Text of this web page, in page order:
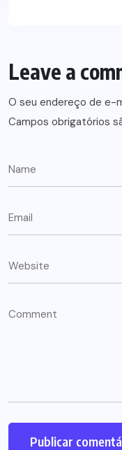
Leave a
O seu endereço de e-
Campos obrigatórios